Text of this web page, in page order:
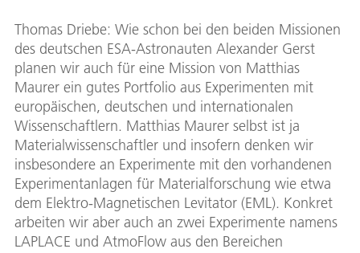
Thomas Driebe: Wie schon bei den beiden Missionen
des deutschen ESA-Astronauten Alexander Gerst
planen wir auch für eine Mission von Matthias
Maurer ein gutes Portfolio aus Experimenten mit
europäischen, deutschen und internationalen
Wissenschaftlern. Matthias Maurer selbst ist ja
Materialwissenschaftler und insofern denken wir
insbesondere an Experimente mit den vorhandenen
Experimentanlagen für Materialforschung wie etwa
dem Elektro-Magnetischen Levitator (EML). Konkret
arbeiten wir aber auch an zwei Experimente namens
LAPLACE und AtmoFlow aus den Bereichen